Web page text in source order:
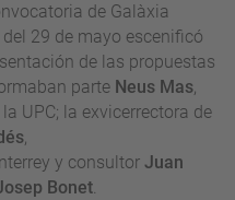
de Galàxia
29 de mayo escenificó
de las propuestas
parte Neus Mas,
UPC; la exvicerrectora de
,
y consultor Juan
Bonet.